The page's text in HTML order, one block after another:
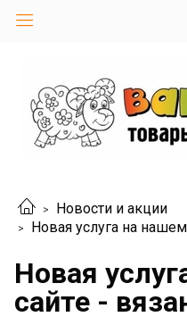
Новости и акции
Новая услуга на
Новая
сайте -